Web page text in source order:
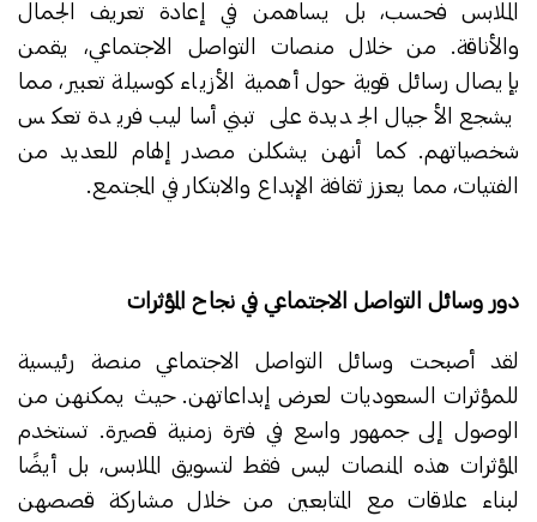
الملابس فحسب، بل يساهمن في إعادة تعريف الجمال
والأناقة. من خلال منصات التواصل الاجتماعي، يقمن
بإيصال رسائل قوية حول أهمية الأزياء كوسيلة تعبير، مما
يشجع الأجيال الجديدة على تبني أساليب فريدة تعكس
شخصياتهم. كما أنهن يشكلن مصدر إلهام للعديد من
الفتيات، مما يعزز ثقافة الإبداع والابتكار في المجتمع.
دور وسائل التواصل الاجتماعي في نجاح المؤثرات
لقد أصبحت وسائل التواصل الاجتماعي منصة رئيسية
للمؤثرات السعوديات لعرض إبداعاتهن. حيث يمكنهن من
الوصول إلى جمهور واسع في فترة زمنية قصيرة. تستخدم
المؤثرات هذه المنصات ليس فقط لتسويق الملابس، بل أيضًا
لبناء علاقات مع المتابعين من خلال مشاركة قصصهن